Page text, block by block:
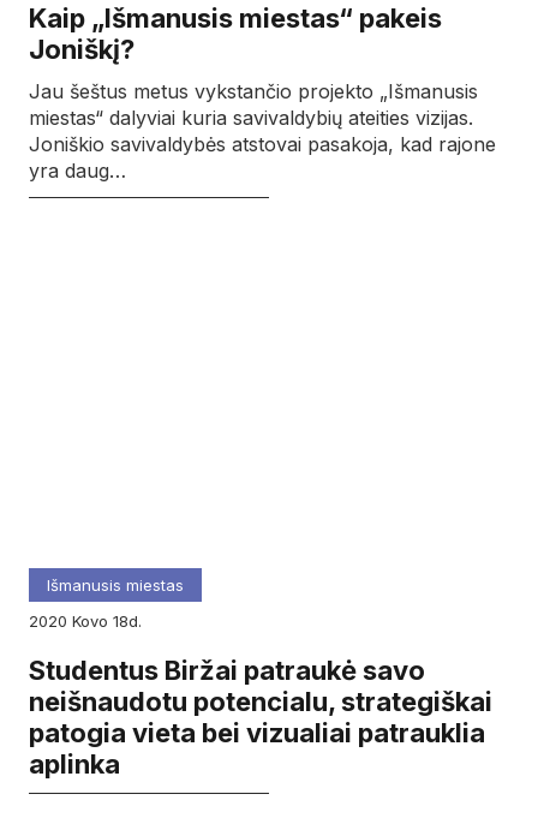
Kaip „Išmanusis miestas“ pakeis
Joniškį?
Jau šeštus metus vykstančio projekto „Išmanusis
miestas“ dalyviai kuria savivaldybių ateities vizijas.
Joniškio savivaldybės atstovai pasakoja, kad rajone
yra daug…
Išmanusis miestas
2020
kovo 18d.
Studentus Biržai patraukė savo
neišnaudotu potencialu, strategiškai
patogia vieta bei vizualiai patrauklia
aplinka